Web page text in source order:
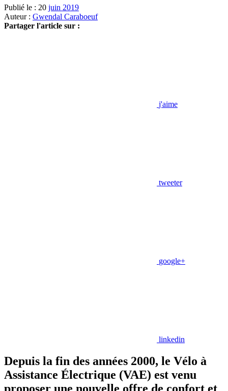
Publié le : 20 juin 2019
Auteur : Gwendal Caraboeuf
Partager l'article sur :
j'aime
tweeter
google+
linkedin
Depuis la fin des années 2000, le Vélo à
Assistance Électrique (VAE) est venu